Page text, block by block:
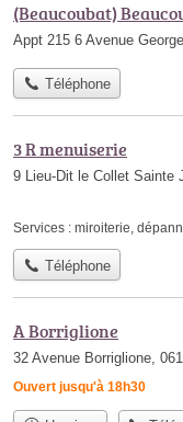
(Beaucoubat)
Appt 215 6 Avenue
Téléphone
3 R menuiserie
9 Lieu-Dit le Collet Sainte
Services : miroiterie,
Téléphone
A Borriglione
32 Avenue Borriglione,
Ouvert jusqu'à 18h30